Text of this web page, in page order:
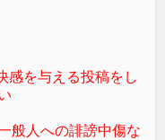
感を与える投稿をし
般人への誹謗中傷な